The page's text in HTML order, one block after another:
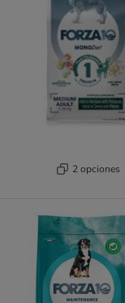
2 opciones